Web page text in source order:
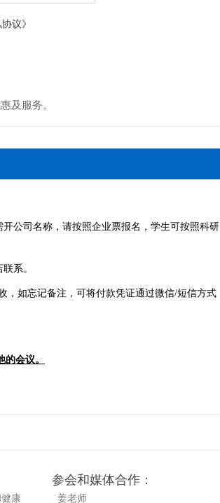
协议》
及服务。
开公司名称，请按照企业票报名，学生可按照科研
系。
，如忘记备注，可将付款凭证通过微信/短信方式
会议。
康
参会和媒体合作：
姜老师